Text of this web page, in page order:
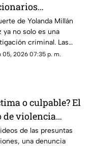
ante el
de Yolanda
ayudante
de
de Yolanda Millán
ya no solo es una
criminal. Las
continúan
¿Qué dijeron las
y qué sigue en el
05, 2026 07:35 p. m.
o culpable? El
de violencia
los hombres en
que está
de las presuntas
una denuncia